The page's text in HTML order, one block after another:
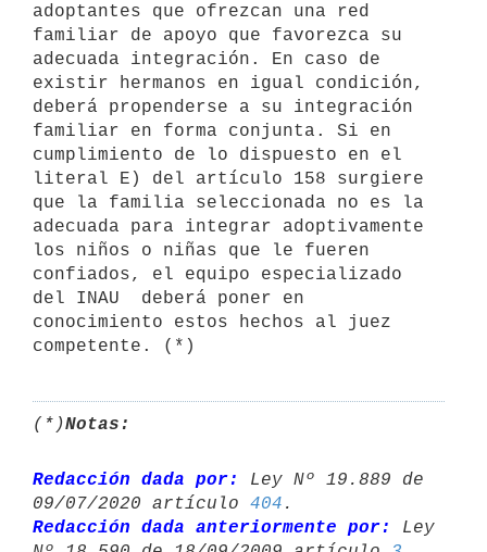
adoptantes que ofrezcan una red
familiar de apoyo que favorezca su
adecuada integración. En caso de
existir hermanos en igual condición,
deberá propenderse a su integración
familiar en forma conjunta. Si en
cumplimiento de lo dispuesto en el
literal E) del artículo 158 surgiere
que la familia seleccionada no es la
adecuada para integrar adoptivamente
los niños o niñas que le fueren
confiados, el equipo especializado
del INAU  deberá poner en
conocimiento estos hechos al juez
(*)Notas:
Redacción dada por:
Ley Nº 19.889 de
09/07/2020 artículo 404
Redacción dada anteriormente por:
Ley